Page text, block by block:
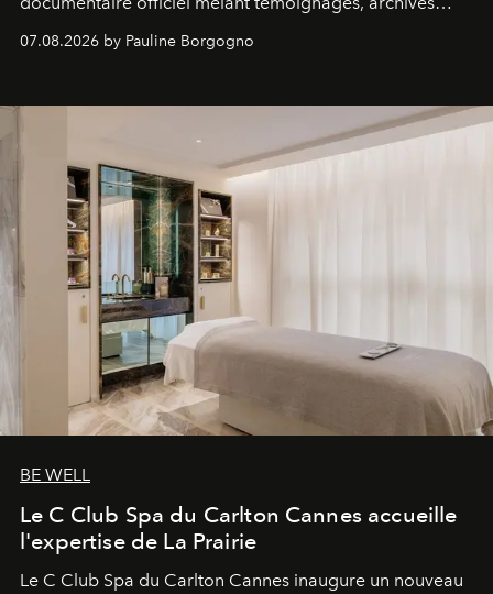
inédites et plongée dans les coulisses d'un phénomène
générationnel.
07.08.2026 by Pauline Borgogno
BE WELL
Le C Club Spa du Carlton Cannes accueille
l'expertise de La Prairie
Le C Club Spa du Carlton Cannes inaugure un nouveau